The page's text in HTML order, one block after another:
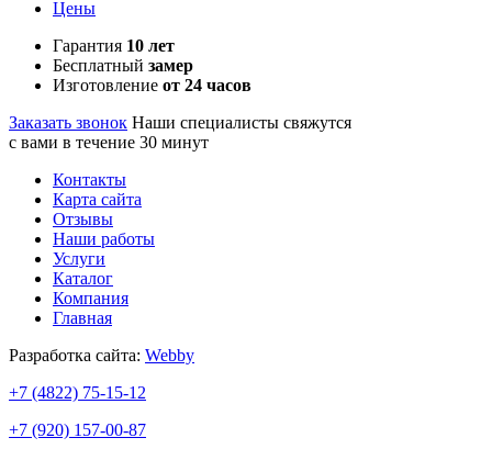
Цены
Гарантия 10 лет
Бесплатный замер
Изготовление от 24 часов
Заказать звонок Наши специалисты свяжутся
с вами в течение 30 минут
Контакты
Карта сайта
Отзывы
Наши работы
Услуги
Каталог
Компания
Главная
Разработка сайта: Webby
+7 (4822) 75-15-12
+7 (920) 157-00-87